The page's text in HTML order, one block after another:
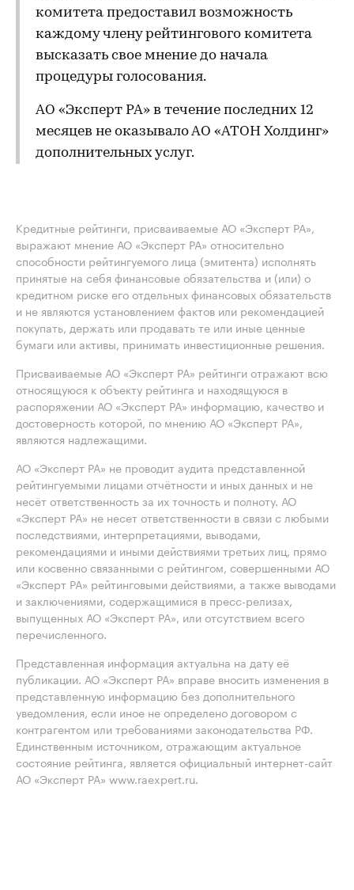
комитета предоставил возможность
каждому члену рейтингового комитета
высказать свое мнение до начала
процедуры голосования.
АО «Эксперт РА» в течение последних 12
месяцев не оказывало АО «АТОН Холдинг»
дополнительных услуг.
Кредитные рейтинги, присваиваемые АО «Эксперт РА»,
выражают мнение АО «Эксперт РА» относительно
способности рейтингуемого лица (эмитента) исполнять
принятые на себя финансовые обязательства и (или) о
кредитном риске его отдельных финансовых обязательств
и не являются установлением фактов или рекомендацией
покупать, держать или продавать те или иные ценные
бумаги или активы, принимать инвестиционные решения.
Присваиваемые АО «Эксперт РА» рейтинги отражают всю
относящуюся к объекту рейтинга и находящуюся в
распоряжении АО «Эксперт РА» информацию, качество и
достоверность которой, по мнению АО «Эксперт РА»,
являются надлежащими.
АО «Эксперт РА» не проводит аудита представленной
рейтингуемыми лицами отчётности и иных данных и не
несёт ответственность за их точность и полноту. АО
«Эксперт РА» не несет ответственности в связи с любыми
последствиями, интерпретациями, выводами,
рекомендациями и иными действиями третьих лиц, прямо
или косвенно связанными с рейтингом, совершенными АО
«Эксперт РА» рейтинговыми действиями, а также выводами
и заключениями, содержащимися в пресс-релизах,
выпущенных АО «Эксперт РА», или отсутствием всего
перечисленного.
Представленная информация актуальна на дату её
публикации. АО «Эксперт РА» вправе вносить изменения в
представленную информацию без дополнительного
уведомления, если иное не определено договором с
контрагентом или требованиями законодательства РФ.
Единственным источником, отражающим актуальное
состояние рейтинга, является официальный интернет-сайт
АО «Эксперт РА» www.raexpert.ru.